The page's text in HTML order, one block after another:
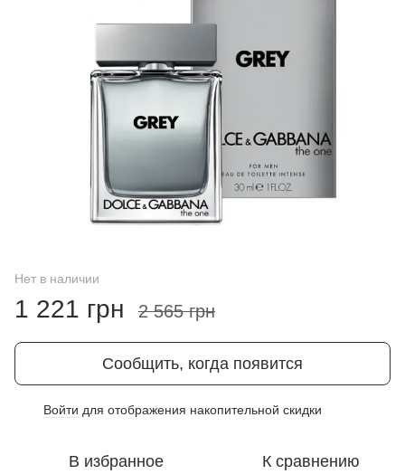
Нет в наличии
1 221 грн 2 565 грн
Сообщить, когда появится
Войти для отображения накопительной скидки
В избранное К сравнению